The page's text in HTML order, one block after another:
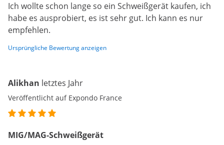
Ich wollte schon lange so ein Schweißgerät kaufen, ich
habe es ausprobiert, es ist sehr gut. Ich kann es nur
empfehlen.
Ursprüngliche Bewertung anzeigen
Alikhan letztes Jahr
Veröffentlicht auf Expondo France
MIG/MAG-Schweißgerät